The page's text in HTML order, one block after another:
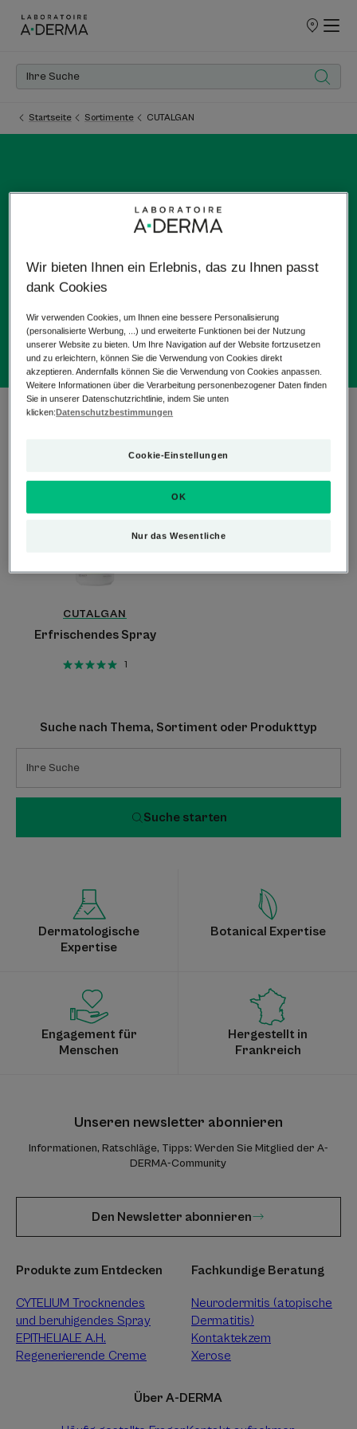
UNSERE
Startseite Sortimente CUTALGAN
CUTALGAN
Gegen unangenehme Hautempfindungen
1 Ergebnis "CUTALGAN"
Erfrischendes
CUTALGAN
Erfrischendes Spray
1
Suche nach Thema, Sortiment oder Produkttyp
Suche starten
Dermatologische
Expertise
Botanical Expertise
Engagement für
Menschen
Hergestellt in
Frankreich
Unseren newsletter abonnieren
Informationen, Ratschläge, Tipps: Werden Sie Mitglied der A-
DERMA-Community
Den Newsletter abonnieren
Produkte zum Entdecken
CYTELIUM Trocknendes
und beruhigendes Spray
EPITHELIALE A.H.
Regenerierende Creme
Fachkundige Beratung
Neurodermitis (atopische
Dermatitis)
Kontaktekzem
Xerose
Über A-DERMA
Wir bieten Ihnen ein Erlebnis, das zu Ihnen passt
dank Cookies
Wir verwenden Cookies, um Ihnen eine bessere Personalisierung
(personalisierte Werbung, ...) und erweiterte Funktionen bei der Nutzung
unserer Website zu bieten. Um Ihre Navigation auf der Website fortzusetzen
und zu erleichtern, können Sie die Verwendung von Cookies direkt
akzeptieren. Andernfalls können Sie die Verwendung von Cookies anpassen.
Weitere Informationen über die Verarbeitung personenbezogener Daten finden
Sie in unserer Datenschutzrichtlinie, indem Sie unten
klicken:Datenschutzbestimmungen
Cookie-Einstellungen
Nur das Wesentliche
OK